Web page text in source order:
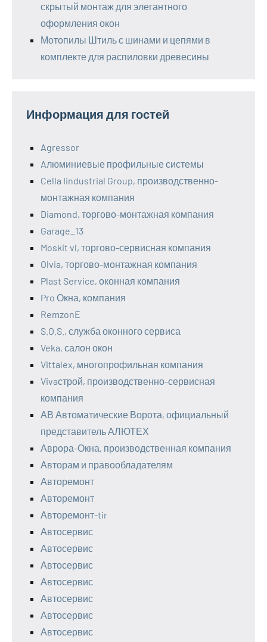
скрытый монтаж для элегантного
оформления окон
Мотопилы Штиль с шинами и цепями в
комплекте для распиловки древесины
Информация для гостей
Agressor
Aлюминиевые профильные системы
Cella Iindustrial Group, производственно-
монтажная компания
Diamond, торгово-монтажная компания
Garage_13
Moskit vl, торгово-сервисная компания
Olvia, торгово-монтажная компания
Plast Service, оконная компания
Pro Окна, компания
RemzonE
S.O.S., служба оконного сервиса
Veka, салон окон
Vittalex, многопрофильная компания
Vivaстрой, производственно-сервисная
компания
АВ Автоматические Ворота, официальный
представитель АЛЮТЕХ
Аврора-Окна, производственная компания
Авторам и правообладателям
Авторемонт
Авторемонт
Авторемонт-tir
Автосервис
Автосервис
Автосервис
Автосервис
Автосервис
Автосервис
Автосервис